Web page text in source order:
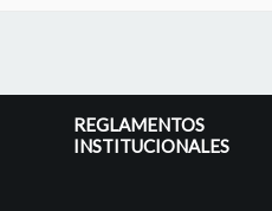
REGLAMENTOS
INSTITUCIONALES